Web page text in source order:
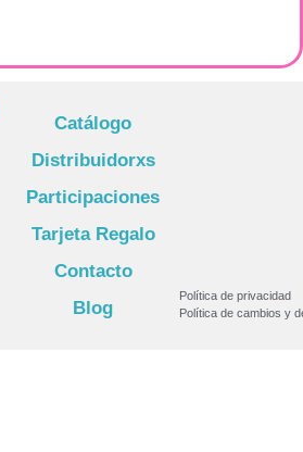
Catálogo
Distribuidorxs
Participaciones
Tarjeta Regalo
Contacto
Blog
Política de privacidad
Política de cambios y